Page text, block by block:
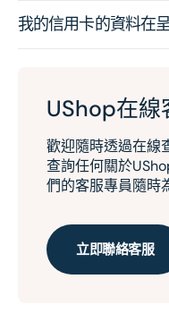
我的信用卡的資料在
UShop在線
歡迎隨時透過在線
查詢任何關於
們的客服專員隨時
立即聯絡客服